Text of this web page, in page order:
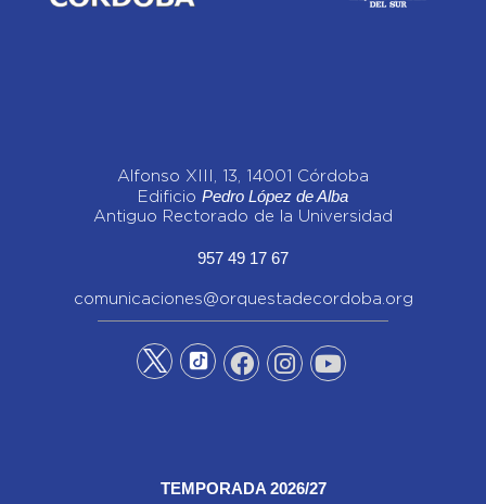
Alfonso XIII, 13, 14001 Córdoba
Edificio Pedro López de Alba
Antiguo Rectorado de la Universidad
957 49 17 67
comunicaciones@orquestadecordoba.org
TEMPORADA 2026/27